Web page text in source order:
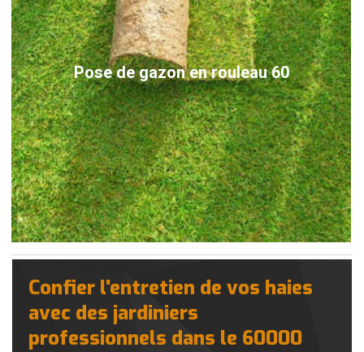
Pose de gazon en rouleau 60
Confier l'entretien de vos haies
avec des jardiniers
professionnels dans le 60000